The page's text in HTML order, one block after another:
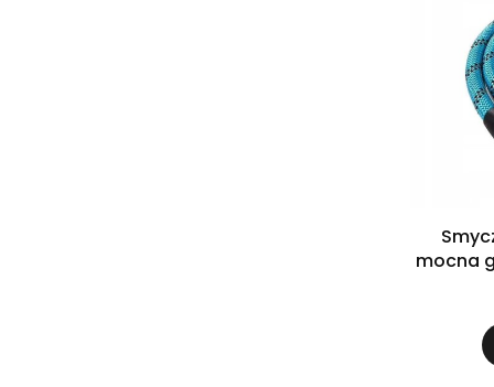
mocna